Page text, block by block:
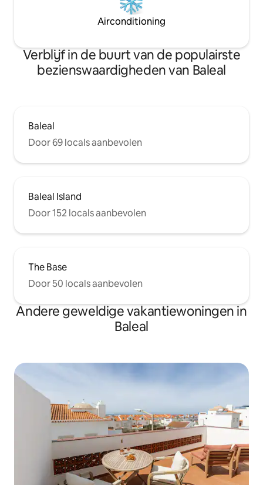
Airconditioning
Verblijf in de buurt van de populairste
bezienswaardigheden van Baleal
Baleal
Door 69 locals aanbevolen
Baleal Island
Door 152 locals aanbevolen
The Base
Door 50 locals aanbevolen
Andere geweldige vakantiewoningen in
Baleal